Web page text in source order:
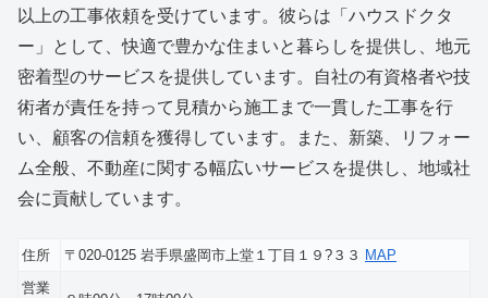
以上の工事依頼を受けています。彼らは「ハウスドクタ
ー」として、快適で豊かな住まいと暮らしを提供し、地元
密着型のサービスを提供しています。自社の有資格者や技
術者が責任を持って見積から施工まで一貫した工事を行
い、顧客の信頼を獲得しています。また、新築、リフォー
ム全般、不動産に関する幅広いサービスを提供し、地域社
会に貢献しています。
住所 〒020-0125 岩手県盛岡市上堂１丁目１９?３３ MAP
営業